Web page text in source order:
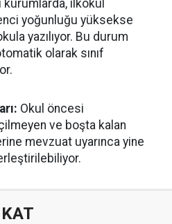
kurumlarda, ilkokul
yoğunluğu yüksekse
yazılıyor. Bu durum
olarak sınıf
Okul öncesi
ve boşta kalan
mevzuat uyarınca yine